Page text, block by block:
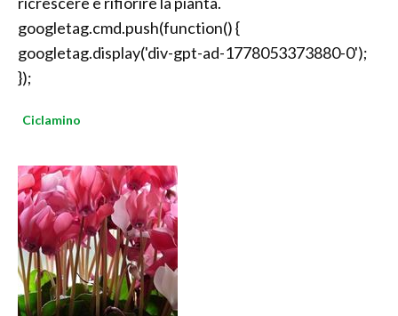
googletag.cmd.push(function() {
googletag.display('div-gpt-ad-1778053373880-0');
});
Ciclamino